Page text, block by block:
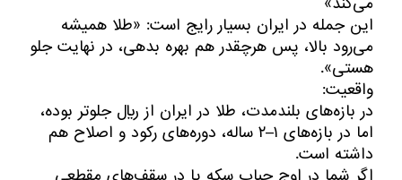
این جمله در ایران بسیار رایج است: «طلا همیشه
می‌رود بالا، پس هرچقدر هم بهره بدهی، در نهایت جلو
هستی».
واقعیت:
در بازه‌های بلندمدت، طلا در ایران از ریال جلوتر بوده،
اما در بازه‌های ۱–۲ ساله، دوره‌های رکود و اصلاح هم
داشته است.